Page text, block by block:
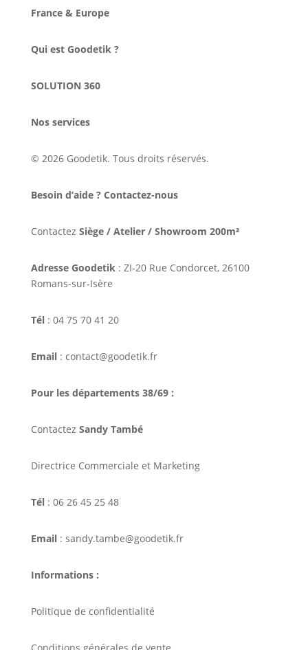
France & Europe
Qui est Goodetik ?
SOLUTION 360
Nos services
© 2026 Goodetik. Tous droits réservés.
Besoin d’aide ? Contactez-nous
Contactez Siège / Atelier / Showroom 200m²
Adresse Goodetik: ZI-20 Rue Condorcet, 26100
Romans-sur-Isère
Tél: 04 75 70 41 20
Email: contact@goodetik.fr
Pour les départements 38/69 :
Contactez Sandy També
Directrice Commerciale et Marketing
Tél: 06 26 45 25 48
Email: sandy.tambe@goodetik.fr
Informations :
Politique de confidentialité